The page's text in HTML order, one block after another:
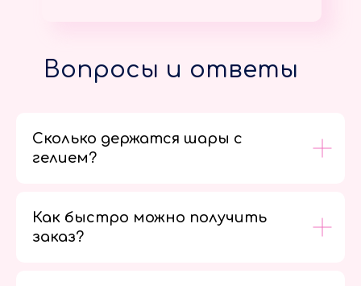
Вопросы и ответы
Сколько держатся шары с
гелием?
Как быстро можно получить
заказ?